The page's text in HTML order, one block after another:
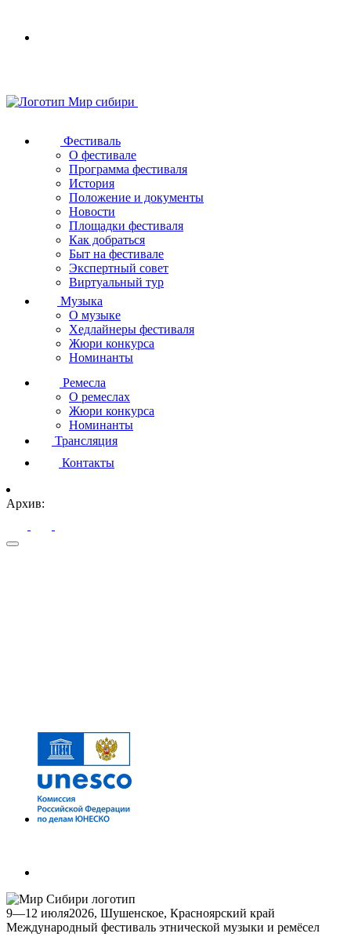
browser
Фестиваль
О фестивале
Программа фестиваля
История
Положение и документы
Новости
Площадки фестиваля
Как добраться
Быт на фестивале
Экспертный совет
Виртуальный тур
Музыка
О музыке
Хедлайнеры фестиваля
Жюри конкурса
Номинанты
Ремесла
О ремеслах
Жюри конкурса
Номинанты
Трансляция
Контакты
Архив:
9—12 июля2026, Шушенское, Красноярский край
Международный фестиваль этнической музыки и ремёсел